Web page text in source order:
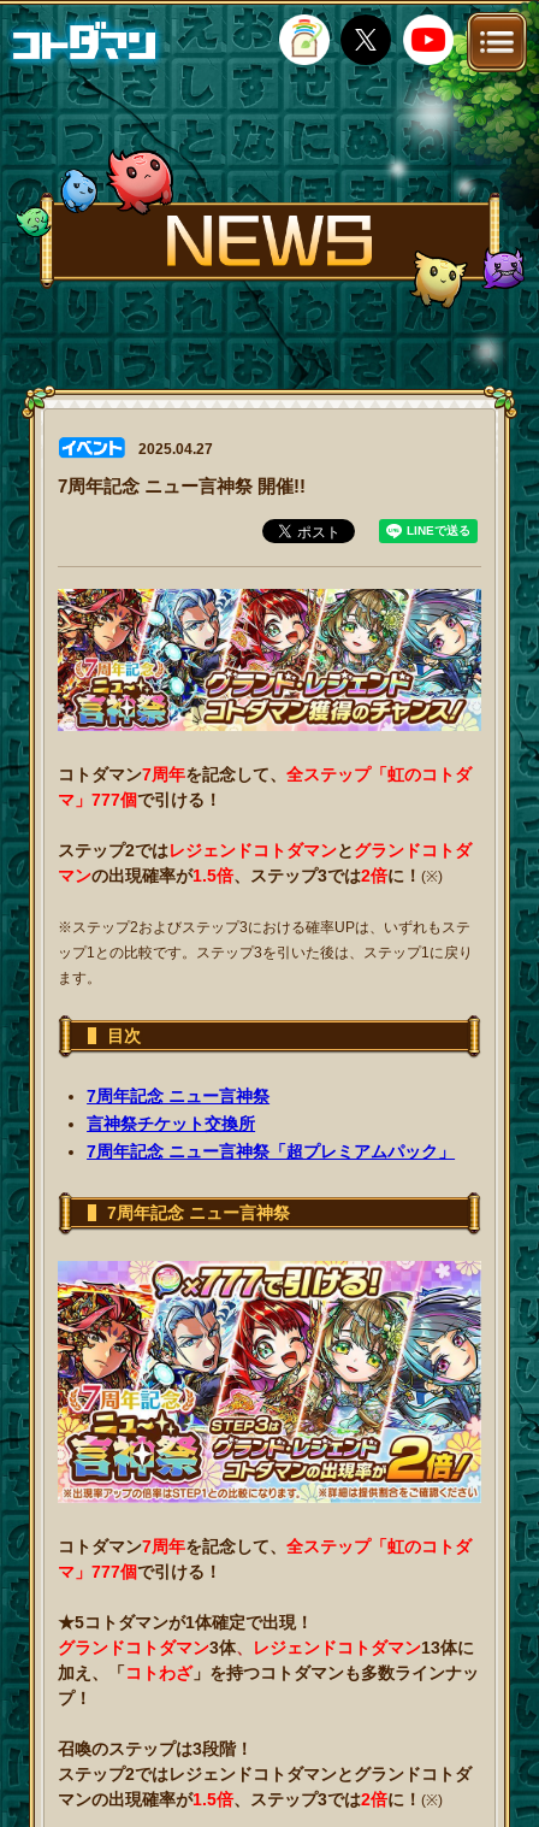
TOP STORY NEWS
FANKIT FAQ
2025.04.27
7周年記念 ニュー言神祭 開催!!
コトダマン7周年を記念して、全ステップ「虹のコトダ
マ」777個で引ける！
ステップ2ではレジェンドコトダマンとグランドコトダ
マンの出現確率が1.5倍、ステップ3では2倍に！(※)
※ステップ2およびステップ3における確率UPは、いずれもステ
ップ1との比較です。ステップ3を引いた後は、ステップ1に戻り
ます。
目次
7周年記念 ニュー言神祭
言神祭チケット交換所
7周年記念 ニュー言神祭「超プレミアムパック」
7周年記念 ニュー言神祭
コトダマン7周年を記念して、全ステップ「虹のコトダ
マ」777個で引ける！
★5コトダマンが1体確定で出現！
グランドコトダマン3体、 レジェンドコトダマン13体に
加え、「コトわざ」を持つコトダマンも多数ラインナッ
プ！
召喚のステップは3段階！
ステップ2ではレジェンドコトダマンとグランドコトダ
マンの出現確率が1.5倍、ステップ3では2倍に！(※)